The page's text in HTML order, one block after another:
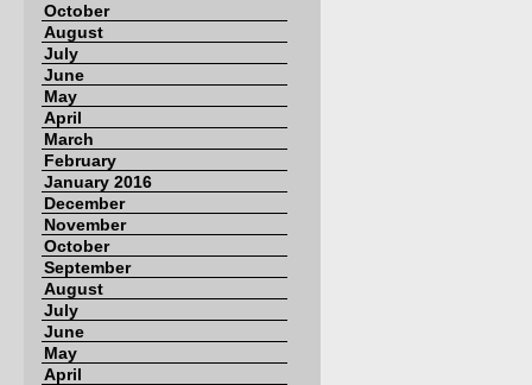
October
August
July
June
May
April
March
February
January 2016
December
November
October
September
August
July
June
May
April